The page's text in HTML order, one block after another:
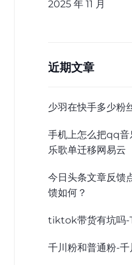
2025 年 11 月
近期文章
少羽在快手多少粉
手机上怎么把qq
乐歌单迁移网易云
今日头条文章反馈
馈如何？
tiktok带货有坑吗-
千川粉和普通粉-千